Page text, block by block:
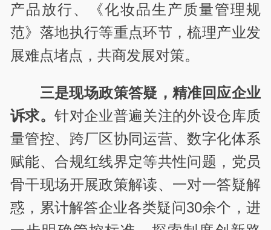
产品放行、《化妆品生产质量管理规
范》落地执行等重点环节，梳理产业发
展难点堵点，共商发展对策。
三是现场政策答疑，精准回应企业
诉求。针对企业普遍关注的外设仓库质
量管控、跨厂区协同运营、数字化体系
赋能、合规红线界定等共性问题，党员
骨干现场开展政策解读、一对一答疑解
惑，累计解答企业各类疑问30余个，进